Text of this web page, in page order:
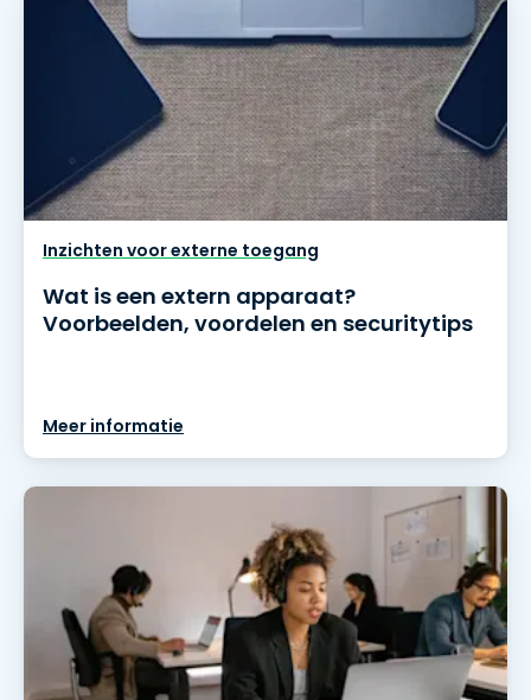
Inzichten voor externe toegang
Wat is een extern apparaat?
Voorbeelden, voordelen en securitytips
Meer informatie